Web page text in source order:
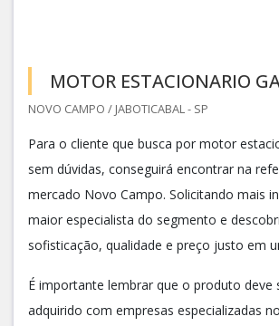
MOTOR ESTACIONARIO
NOVO CAMPO / JABOTICABAL - SP
Para o cliente que busca por motor
sem dúvidas, conseguirá encontrar na
mercado Novo Campo. Solicitando mais
maior especialista do segmento e
sofisticação, qualidade e preço justo em
É importante lembrar que o produto deve
adquirido com empresas especializadas